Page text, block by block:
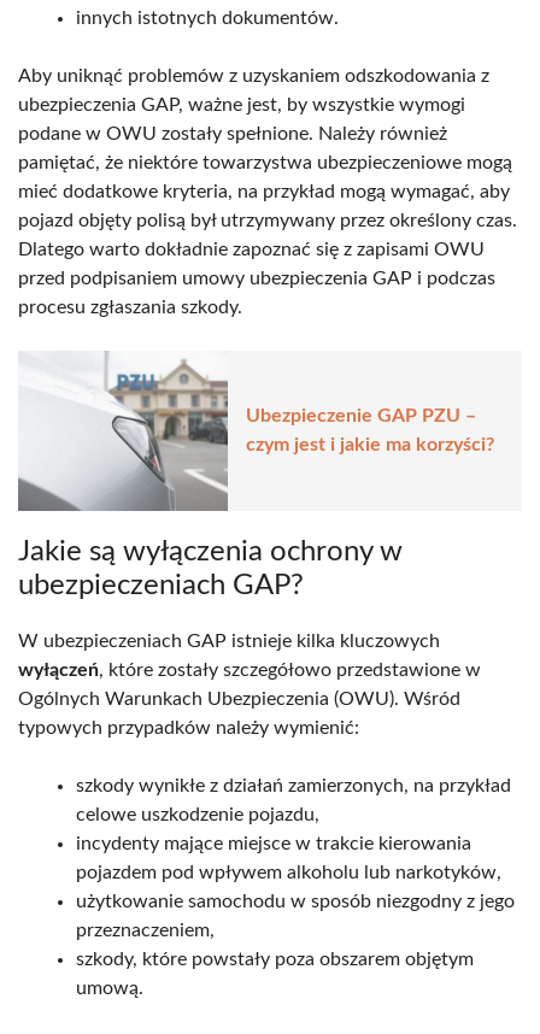
innych istotnych dokumentów.
Aby uniknąć problemów z uzyskaniem odszkodowania z
ubezpieczenia GAP, ważne jest, by wszystkie wymogi
podane w OWU zostały spełnione. Należy również
pamiętać, że niektóre towarzystwa ubezpieczeniowe mogą
mieć dodatkowe kryteria, na przykład mogą wymagać, aby
pojazd objęty polisą był utrzymywany przez określony czas.
Dlatego warto dokładnie zapoznać się z zapisami OWU
przed podpisaniem umowy ubezpieczenia GAP i podczas
procesu zgłaszania szkody.
Ubezpieczenie GAP PZU –
czym jest i jakie ma korzyści?
Jakie są wyłączenia ochrony w
ubezpieczeniach GAP?
W ubezpieczeniach GAP istnieje kilka kluczowych
wyłączeń, które zostały szczegółowo przedstawione w
Ogólnych Warunkach Ubezpieczenia (OWU). Wśród
typowych przypadków należy wymienić:
szkody wynikłe z działań zamierzonych, na przykład
celowe uszkodzenie pojazdu,
incydenty mające miejsce w trakcie kierowania
pojazdem pod wpływem alkoholu lub narkotyków,
użytkowanie samochodu w sposób niezgodny z jego
przeznaczeniem,
szkody, które powstały poza obszarem objętym
umową.